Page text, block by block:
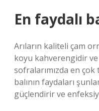
En faydalı
Arıların kaliteli çam
koyu kahverengidir ve
sofralarımızda en
balının faydaları
güçlendirir ve